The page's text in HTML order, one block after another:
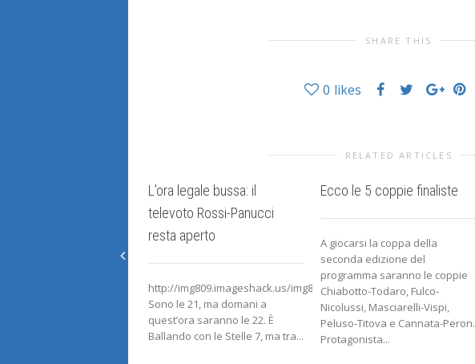
SHARE THIS
0 likes
RELATED ARTICLES
L’ora legale bussa: il
televoto Rossi-Panucci
resta aperto
http://img809.imageshack.us/img809/8827/carlucci.jpg
Sono le 21, ma domani a
quest’ora saranno le 22. È
Ballando con le Stelle 7, ma tra...
Ecco le 5 coppie finaliste
A giocarsi la coppa della
seconda edizione del
programma saranno le coppie
Chiabotto-Todaro, Fulco-
Nicolussi, Masciarelli-Vispi,
Peluso-Titova e Cannata-Peron.
Protagonista...